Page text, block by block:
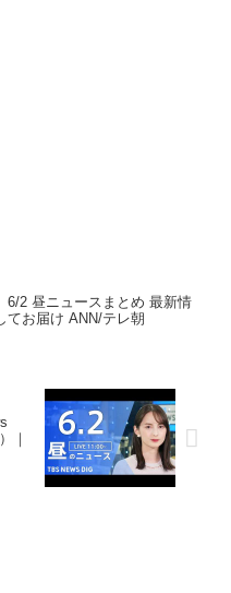
6/2 昼ニュースまとめ 最新情
てお届け ANN/テレ朝
｜